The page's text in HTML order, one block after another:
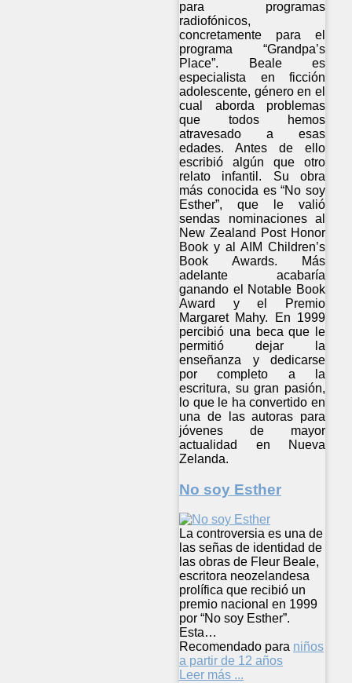
para programas
radiofónicos,
concretamente para el
programa “Grandpa’s
Place”. Beale es
especialista en ficción
adolescente, género en el
cual aborda problemas
que todos hemos
atravesado a esas
edades. Antes de ello
escribió algún que otro
relato infantil. Su obra
más conocida es “No soy
Esther”, que le valió
sendas nominaciones al
New Zealand Post Honor
Book y al AIM Children’s
Book Awards. Más
adelante acabaría
ganando el Notable Book
Award y el Premio
Margaret Mahy. En 1999
percibió una beca que le
permitió dejar la
enseñanza y dedicarse
por completo a la
escritura, su gran pasión,
lo que le ha convertido en
una de las autoras para
jóvenes de mayor
actualidad en Nueva
Zelanda.
No soy Esther
La controversia es una de
las señas de identidad de
las obras de Fleur Beale,
escritora neozelandesa
prolífica que recibió un
premio nacional en 1999
por “No soy Esther”.
Esta…
Recomendado para niños
a partir de 12 años
Leer más ...